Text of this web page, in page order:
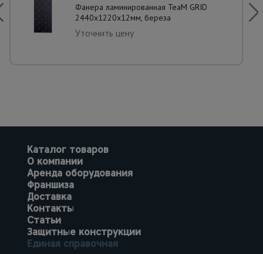
Фанера ламинированная TeaM GRID
2440х1220х12мм, береза
Уточнить цену
Каталог товаров
О компании
Аренда оборудования
Франшиза
Доставка
Контакты
Статьи
Защитные конструкции
Единая справочная